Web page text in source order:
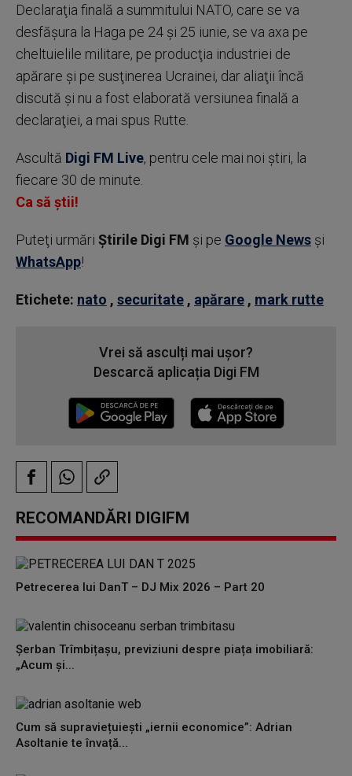
Declaraţia finală a summitului NATO, care se va
desfăşura la Haga pe 24 şi 25 iunie, se va axa pe
cheltuielile militare, pe producţia industriei de
apărare şi pe susţinerea Ucrainei, dar aliaţii încă
discută şi nu a fost elaborată versiunea finală a
declaraţiei, a mai spus Rutte.
Ascultă Digi FM Live, pentru cele mai noi știri, la
fiecare 30 de minute.
Ca să știi!
Puteţi urmări Știrile Digi FM şi pe Google News şi
WhatsApp!
Etichete: nato , securitate , apărare , mark rutte
Vrei să asculți mai ușor?
Descarcă aplicația Digi FM
RECOMANDĂRI DIGIFM
Petrecerea lui DanT – DJ Mix 2026 – Part 20
Șerban Trîmbițașu, previziuni despre piața imobiliară:
„Acum și...
Cum să supraviețuiești „iernii economice”: Adrian
Asoltanie te învață...